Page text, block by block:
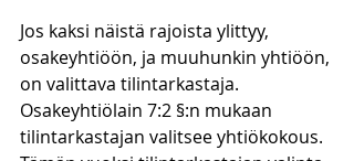
Jos kaksi näistä rajoista ylittyy,
osakeyhtiöön, ja muuhunkin yhtiöön,
on valittava tilintarkastaja.
Osakeyhtiölain 7:2 §:n mukaan
tilintarkastajan valitsee yhtiökokous.